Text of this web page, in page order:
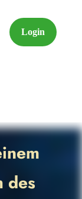
Login
des